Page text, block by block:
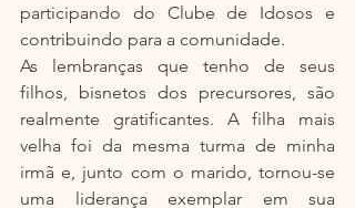
participando do Clube de Idosos e
contribuindo para a comunidade.
As lembranças que tenho de seus
filhos, bisnetos dos precursores, são
realmente gratificantes. A filha mais
velha foi da mesma turma de minha
irmã e, junto com o marido, tornou-se
uma liderança exemplar em sua